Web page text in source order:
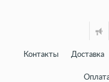
Контакты Доставка